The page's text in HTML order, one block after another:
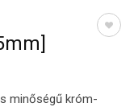
minőségű króm-